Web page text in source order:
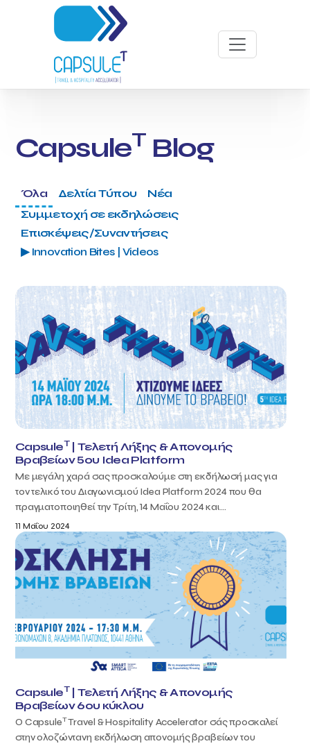
CapsuleT Blog
Όλα Δελτία Τύπου
Νέα
Συμμετοχή σε εκδηλώσεις
Επισκέψεις/Συναντήσεις
▶ Innovation Bites | Videos
CapsuleT| Τελετή Λήξης & Απονομής
Βραβείων 5ου Idea Platform
Με μεγάλη χαρά σας προσκαλούμε στη εκδήλωσή μας για
τον τελικό του Διαγωνισμού Idea Platform 2024 που θα
πραγματοποιηθεί την Τρίτη, 14 Μαΐου 2024 και...
11 Μαΐου 2024
CapsuleT| Τελετή Λήξης & Απονομής
Βραβείων 6ου κύκλου
Ο CapsuleTTravel & Hospitality Accelerator σάς προσκαλεί
στην ολοζώντανη εκδήλωση απονομής βραβείων του